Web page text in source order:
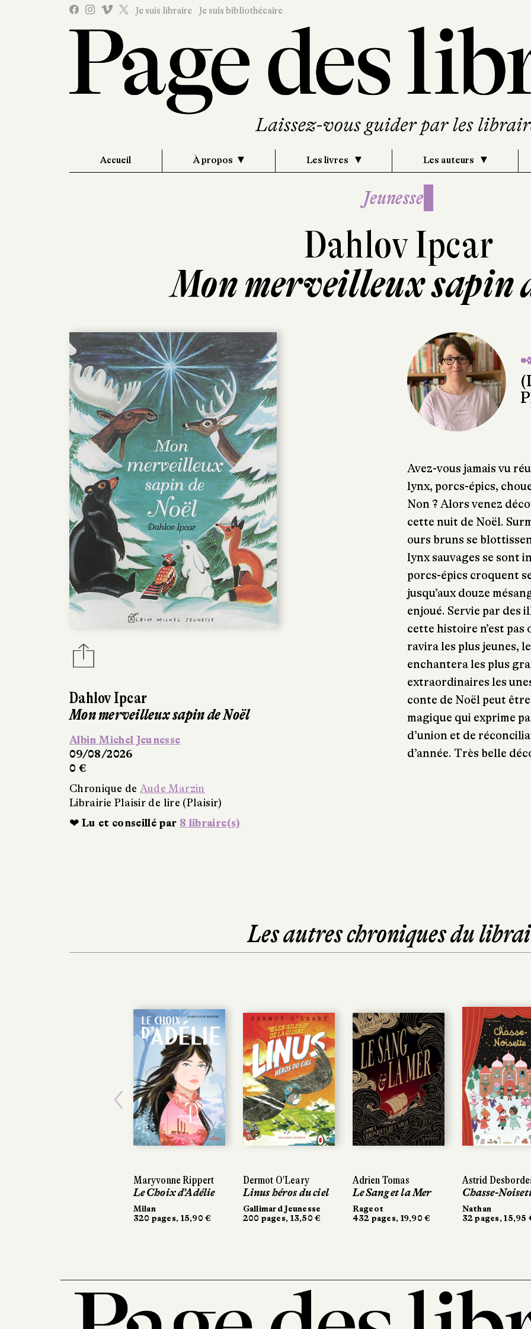
Je suis libraire Je suis bibliothécaire
Accueil À propos Les livres Les auteurs
Jeunesse
Dahlov Ipcar
Mon merveilleux sapin
Dahlov Ipcar
Mon merveilleux sapin de Noël
Albin Michel Jeunesse
09/08/2026
0 €
Chronique de Aude Marzin
Librairie Plaisir de lire (Plaisir)
❤ Lu et conseillé par 8 libraire(s)
Avez-vous jamais vu
lynx, porcs-épics,
Non ? Alors venez
cette nuit de Noël.
ours bruns se
lynx sauvages se sont
porcs-épics croquent
jusqu’aux douze
enjoué. Servie par des
cette histoire n’est
ravira les plus jeunes,
enchantera les plus
extraordinaires les
conte de Noël peut
magique qui exprime
d’union et de
d’année. Très belle
Les autres chroniques du
Maryvonne Rippert
Le Choix d’Adélie
Milan
320 pages, 15,90 €
Dermot O'Leary
Linus héros du ciel
Gallimard Jeunesse
200 pages, 13,50 €
Adrien Tomas
Le Sang et la Mer
Rageot
432 pages, 19,90 €
Astrid
Chasse-
Nathan
32 pages, 15,95
Previous